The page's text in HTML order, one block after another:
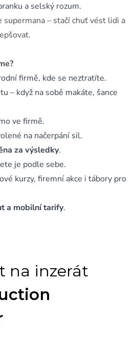
a selský rozum.
– stačí chuť vést lidi a
firmě, kde se neztratíte.
– když na sobě makáte, šance
ve firmě.
na načerpání sil.
za výsledky.
je podle sebe.
kurzy, firemní akce i tábory pro
a mobilní tarify.